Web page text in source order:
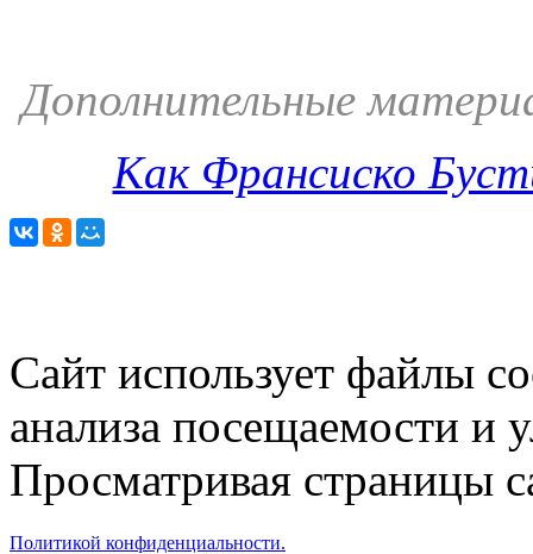
Дополнительные
Как Франсиско
Сайт использует файлы
анализа посещаемости и
Просматривая страницы
Политикой конфиденциальности.